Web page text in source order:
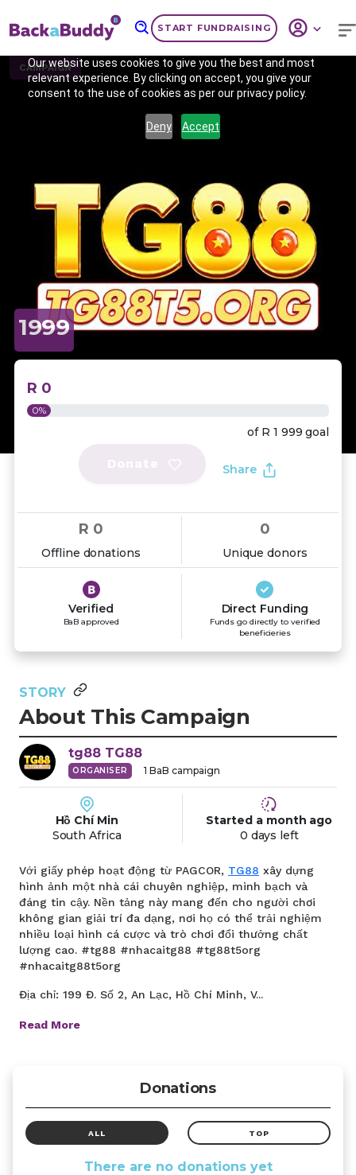
Our website uses cookies to give you the best and most
relevant experience. By clicking on accept, you give your
consent to the use of cookies as per our privacy policy.
Deny Accept
START FUNDRAISING
CAMPAIGN
Previous
1999
R 0
0%
of R 1 999 goal
Share
R 0
Offline donations
0
Unique donors
Verified
BaB approved
Direct Funding
Funds go directly to verified
beneficieries
STORY
About This Campaign
tg88 TG88
ORGANISER 1 BaB campaign
Hồ Chí Min
South Africa
Started a month ago
0 days left
Với giấy phép hoạt động từ PAGCOR, TG88 xây dựng
hình ảnh một nhà cái chuyên nghiệp, minh bạch và
đáng tin cậy. Nền tảng này mang đến cho người chơi
không gian giải trí đa dạng, nơi họ có thể trải nghiệm
nhiều loại hình cá cược và trò chơi đổi thưởng chất
lượng cao. #tg88 #nhacaitg88 #tg88t5org
#nhacaitg88t5org
Địa chỉ: 199 Đ. Số 2, An Lạc, Hồ Chí Minh, V...
Read More
Donations
ALL TOP
There are no donations yet